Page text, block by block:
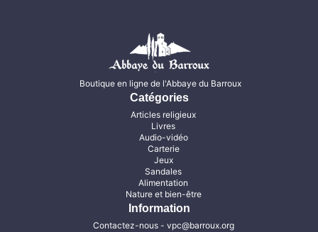
Boutique en ligne de l'Abbaye du Barroux
Catégories
Articles religieux
Livres
Audio-vidéo
Carterie
Jeux
Sandales
Alimentation
Nature et bien-être
Information
Contactez-nous- vpc@barroux.org